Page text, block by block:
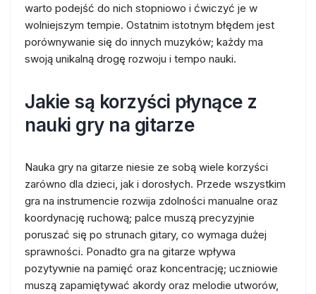
warto podejść do nich stopniowo i ćwiczyć je w
wolniejszym tempie. Ostatnim istotnym błędem jest
porównywanie się do innych muzyków; każdy ma
swoją unikalną drogę rozwoju i tempo nauki.
Jakie są korzyści płynące z
nauki gry na gitarze
Nauka gry na gitarze niesie ze sobą wiele korzyści
zarówno dla dzieci, jak i dorosłych. Przede wszystkim
gra na instrumencie rozwija zdolności manualne oraz
koordynację ruchową; palce muszą precyzyjnie
poruszać się po strunach gitary, co wymaga dużej
sprawności. Ponadto gra na gitarze wpływa
pozytywnie na pamięć oraz koncentrację; uczniowie
muszą zapamiętywać akordy oraz melodie utworów,